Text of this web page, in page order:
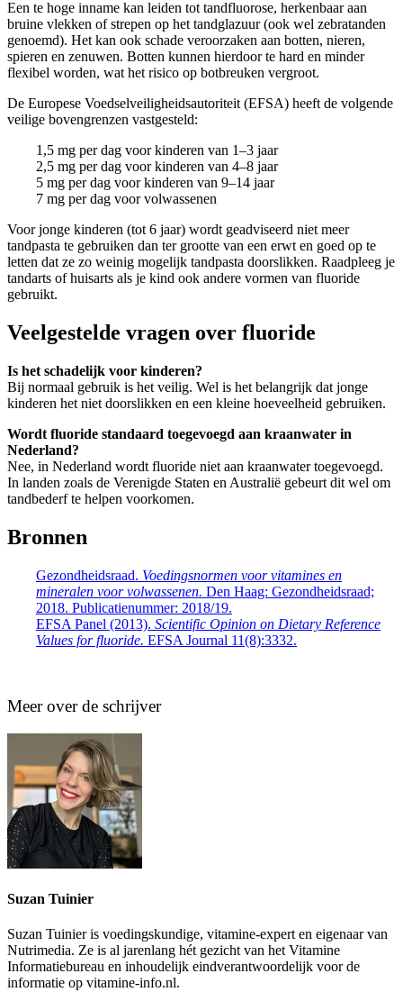
Een te hoge inname kan leiden tot tandfluorose, herkenbaar aan
bruine vlekken of strepen op het tandglazuur (ook wel zebratanden
genoemd). Het kan ook schade veroorzaken aan botten, nieren,
spieren en zenuwen. Botten kunnen hierdoor te hard en minder
flexibel worden, wat het risico op botbreuken vergroot.
De Europese Voedselveiligheidsautoriteit (EFSA) heeft de volgende
veilige bovengrenzen vastgesteld:
1,5 mg per dag voor kinderen van 1–3 jaar
2,5 mg per dag voor kinderen van 4–8 jaar
5 mg per dag voor kinderen van 9–14 jaar
7 mg per dag voor volwassenen
Voor jonge kinderen (tot 6 jaar) wordt geadviseerd niet meer
tandpasta te gebruiken dan ter grootte van een erwt en goed op te
letten dat ze zo weinig mogelijk tandpasta doorslikken. Raadpleeg je
tandarts of huisarts als je kind ook andere vormen van fluoride
gebruikt.
Veelgestelde vragen over fluoride
Is het schadelijk voor kinderen?
Bij normaal gebruik is het veilig. Wel is het belangrijk dat jonge
kinderen het niet doorslikken en een kleine hoeveelheid gebruiken.
Wordt fluoride standaard toegevoegd aan kraanwater in
Nederland?
Nee, in Nederland wordt fluoride niet aan kraanwater toegevoegd.
In landen zoals de Verenigde Staten en Australië gebeurt dit wel om
tandbederf te helpen voorkomen.
Bronnen
Gezondheidsraad. Voedingsnormen voor vitamines en
mineralen voor volwassenen. Den Haag: Gezondheidsraad;
2018. Publicatienummer: 2018/19.
EFSA Panel (2013). Scientific Opinion on Dietary Reference
Values for fluoride. EFSA Journal 11(8):3332.
Meer over de schrijver
Suzan Tuinier
Suzan Tuinier is voedingskundige, vitamine-expert en eigenaar van
Nutrimedia. Ze is al jarenlang hét gezicht van het Vitamine
Informatiebureau en inhoudelijk eindverantwoordelijk voor de
informatie op vitamine-info.nl.